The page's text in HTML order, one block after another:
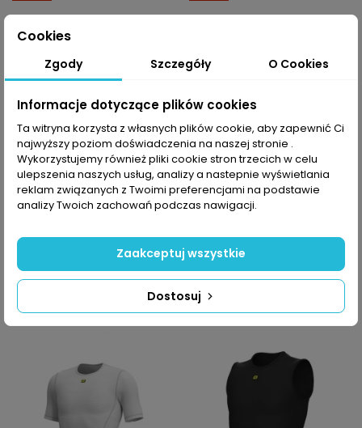
-10% z kodem MOVE
Potówka rowerowa
Etesia
239,99 PLN
-10% z kodem MOVE
Potówka rowerowa
Spring Sleeveless
191,99 PLN
Cookies
Zgody Szczegóły O Cookies
Informacje dotyczące plików cookies
Ta witryna korzysta z własnych plików cookie, aby zapewnić Ci
najwyższy poziom doświadczenia na naszej stronie .
Wykorzystujemy również pliki cookie stron trzecich w celu
ulepszenia naszych usług, analizy a nastepnie wyświetlania
reklam związanych z Twoimi preferencjami na podstawie
analizy Twoich zachowań podczas nawigacji.
Dostosuj
Zaakceptuj wszystkie